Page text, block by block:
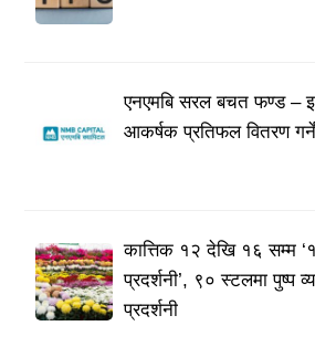
एनएमबि सरल बचत फण्ड –
आकर्षक प्रतिफल वितरण गर्ने
कात्तिक १२ देखि १६ सम्म
प्रदर्शनी’, ९० स्टलमा पुष्प
प्रदर्शनी